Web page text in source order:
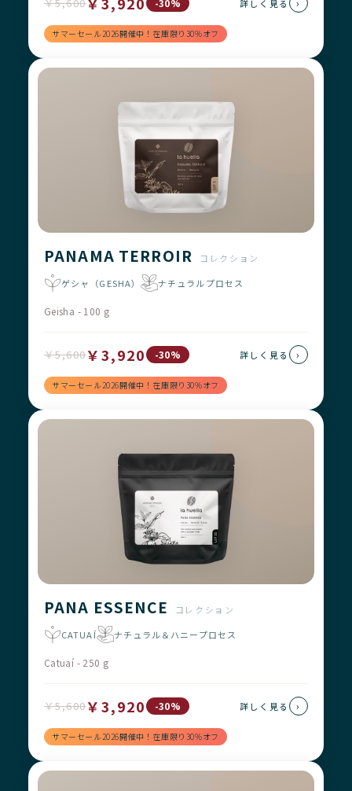
-30%
サマーセール2026開催中！在庫限り30%オフ
詳しく見る
PANAMA TERROIR
コレクション
ゲシャ（GESHA）
ナチュラルプロセス
Geisha - 100 g
￥5,600￥3,920 -30%
サマーセール2026開催中！在庫限り30%オフ
詳しく見る ›
PANA ESSENCE
コレクション
CATUAÍ
ナチュラル＆ハニープロセス
Catuaí - 250 g
￥5,600￥3,920 -30%
サマーセール2026開催中！在庫限り30%オフ
詳しく見る ›